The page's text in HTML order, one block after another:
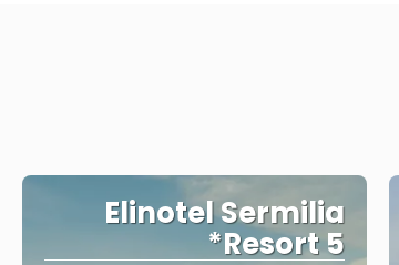
Elinotel Sermilia
Resort 5*